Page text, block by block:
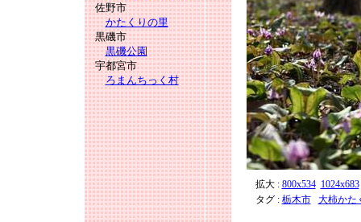
佐野市
かたくりの里
黒磯市
黒磯公園
宇都宮市
ろまんちっく村
拡大 : 800x534 1024x683
タグ : 栃木市 大柿かた